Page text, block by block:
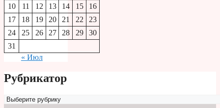
10
11 12 13 14 15
16
17
18 19 20 21 22
23
24
25 26 27 28 29
30
31
« Июл
Рубрикатор
Рубрикатор